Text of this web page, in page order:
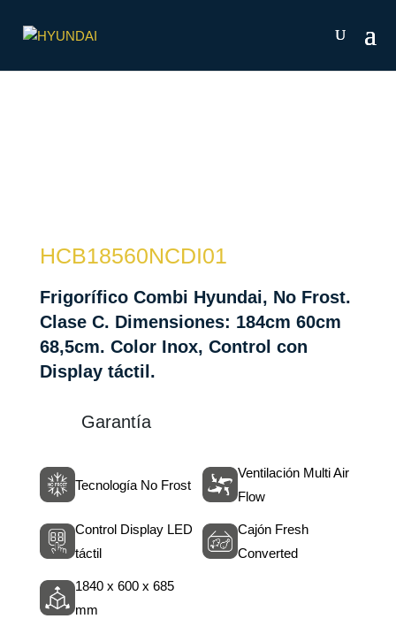
HCB18560NCDI01
Frigorífico Combi Hyundai, No Frost.
Clase C. Dimensiones: 184cm 60cm
68,5cm. Color Inox, Control con
Display táctil.
Garantía
Tecnología No Frost
Ventilación Multi Air
Flow
Control Display LED
táctil
Cajón Fresh
Converted
1840 x 600 x 685
mm